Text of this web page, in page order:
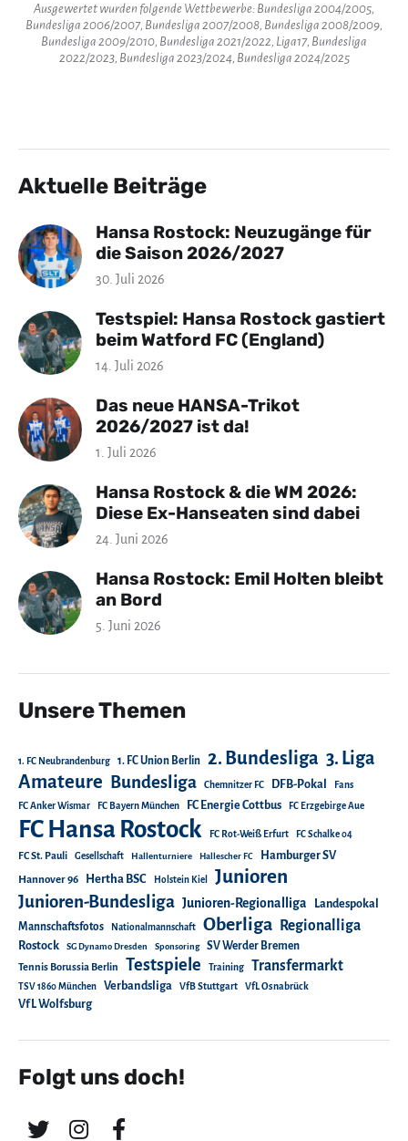
Ausgewertet wurden folgende Wettbewerbe: Bundesliga 2004/2005,
Bundesliga 2006/2007, Bundesliga 2007/2008, Bundesliga 2008/2009,
Bundesliga 2009/2010, Bundesliga 2021/2022, Liga17, Bundesliga
2022/2023, Bundesliga 2023/2024, Bundesliga 2024/2025
Aktuelle Beiträge
Hansa Rostock: Neuzugänge für
die Saison 2026/2027
30. Juli 2026
Testspiel: Hansa Rostock gastiert
beim Watford FC (England)
14. Juli 2026
Das neue HANSA-Trikot
2026/2027 ist da!
1. Juli 2026
Hansa Rostock & die WM 2026:
Diese Ex-Hanseaten sind dabei
24. Juni 2026
Hansa Rostock: Emil Holten bleibt
an Bord
5. Juni 2026
Unsere Themen
1. FC Neubrandenburg 1. FC Union Berlin 2. Bundesliga 3. Liga
Amateure Bundesliga Chemnitzer FC DFB-Pokal Fans
FC Anker Wismar FC Bayern München FC Energie Cottbus FC Erzgebirge Aue
FC Hansa Rostock FC Rot-Weiß Erfurt FC Schalke 04
FC St. Pauli Gesellschaft Hallenturniere Hallescher FC Hamburger SV
Hannover 96 Hertha BSC Holstein Kiel Junioren
Junioren-Bundesliga Junioren-Regionalliga
Landespokal
Mannschaftsfotos
Nationalmannschaft Oberliga Regionalliga
Rostock SG Dynamo Dresden Sponsoring SV Werder Bremen
Tennis Borussia Berlin Testspiele Training Transfermarkt
TSV 1860 München Verbandsliga VfB Stuttgart VfL Osnabrück
VfL Wolfsburg
Folgt uns doch!